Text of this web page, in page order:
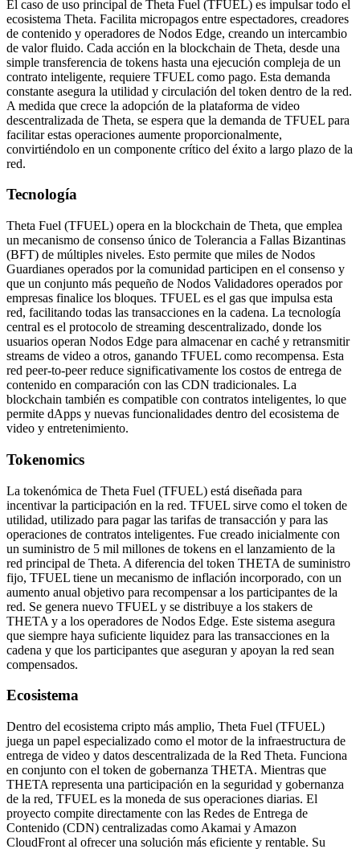
El caso de uso principal de Theta Fuel (TFUEL) es impulsar todo el
ecosistema Theta. Facilita micropagos entre espectadores, creadores
de contenido y operadores de Nodos Edge, creando un intercambio
de valor fluido. Cada acción en la blockchain de Theta, desde una
simple transferencia de tokens hasta una ejecución compleja de un
contrato inteligente, requiere TFUEL como pago. Esta demanda
constante asegura la utilidad y circulación del token dentro de la red.
A medida que crece la adopción de la plataforma de video
descentralizada de Theta, se espera que la demanda de TFUEL para
facilitar estas operaciones aumente proporcionalmente,
convirtiéndolo en un componente crítico del éxito a largo plazo de la
red.
Tecnología
Theta Fuel (TFUEL) opera en la blockchain de Theta, que emplea
un mecanismo de consenso único de Tolerancia a Fallas Bizantinas
(BFT) de múltiples niveles. Esto permite que miles de Nodos
Guardianes operados por la comunidad participen en el consenso y
que un conjunto más pequeño de Nodos Validadores operados por
empresas finalice los bloques. TFUEL es el gas que impulsa esta
red, facilitando todas las transacciones en la cadena. La tecnología
central es el protocolo de streaming descentralizado, donde los
usuarios operan Nodos Edge para almacenar en caché y retransmitir
streams de video a otros, ganando TFUEL como recompensa. Esta
red peer-to-peer reduce significativamente los costos de entrega de
contenido en comparación con las CDN tradicionales. La
blockchain también es compatible con contratos inteligentes, lo que
permite dApps y nuevas funcionalidades dentro del ecosistema de
video y entretenimiento.
Tokenomics
La tokenómica de Theta Fuel (TFUEL) está diseñada para
incentivar la participación en la red. TFUEL sirve como el token de
utilidad, utilizado para pagar las tarifas de transacción y para las
operaciones de contratos inteligentes. Fue creado inicialmente con
un suministro de 5 mil millones de tokens en el lanzamiento de la
red principal de Theta. A diferencia del token THETA de suministro
fijo, TFUEL tiene un mecanismo de inflación incorporado, con un
aumento anual objetivo para recompensar a los participantes de la
red. Se genera nuevo TFUEL y se distribuye a los stakers de
THETA y a los operadores de Nodos Edge. Este sistema asegura
que siempre haya suficiente liquidez para las transacciones en la
cadena y que los participantes que aseguran y apoyan la red sean
compensados.
Ecosistema
Dentro del ecosistema cripto más amplio, Theta Fuel (TFUEL)
juega un papel especializado como el motor de la infraestructura de
entrega de video y datos descentralizada de la Red Theta. Funciona
en conjunto con el token de gobernanza THETA. Mientras que
THETA representa una participación en la seguridad y gobernanza
de la red, TFUEL es la moneda de sus operaciones diarias. El
proyecto compite directamente con las Redes de Entrega de
Contenido (CDN) centralizadas como Akamai y Amazon
CloudFront al ofrecer una solución más eficiente y rentable. Su